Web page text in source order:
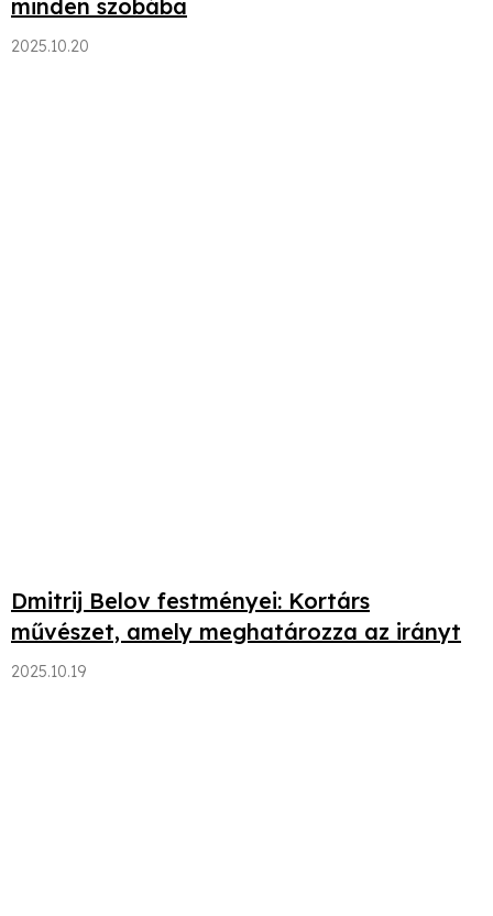
minden szobába
2025.10.20
Dmitrij Belov festményei: Kortárs
művészet, amely meghatározza az irányt
2025.10.19